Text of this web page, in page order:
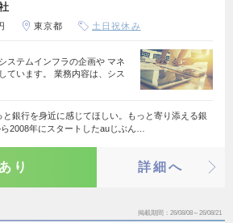
東京都 土日祝休み
ステムインフラの企画や マネ
ています。 業務内容は、シス
と銀行を身近に感じてほしい。もっと寄り添える銀
2008年にスタートしたauじぶん…
り 詳細へ
掲載期間 26/08/08～26/08/21